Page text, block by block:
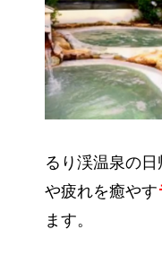
るり渓温泉の
や疲れを癒やす
ます。